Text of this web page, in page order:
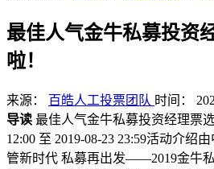
最佳人气金牛私募投资
啦！
来源： 百皓人工投票团队 时间：
导读 最佳人气金牛私募投资经理票
12:00 至 2019-08-23 23:59活动介绍
管新时代 私募再出发——2019金牛